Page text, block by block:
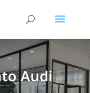
Audi